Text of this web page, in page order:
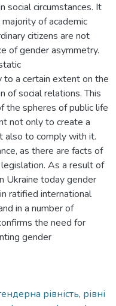
social circumstances. It
of academic
citizens are not
of gender asymmetry.
a certain extent on the
of social relations. This
the spheres of public life
not only to create a
also to comply with it.
as there are facts of
As a result of
Ukraine today gender
ratified international
in a number of
the need for
gender
рівність, рівні